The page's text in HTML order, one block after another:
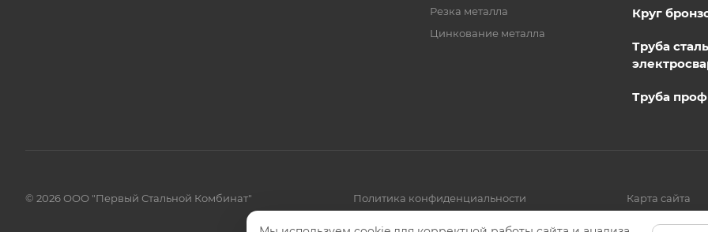
Резка металла
Цинкование металла
Круг
Труба
Труба
© 2026 ООО "Первый Стальной Комбинат" Политика конфиденциальности Карта сайта